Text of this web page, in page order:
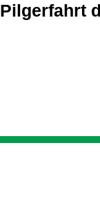
Pilgerfahrt